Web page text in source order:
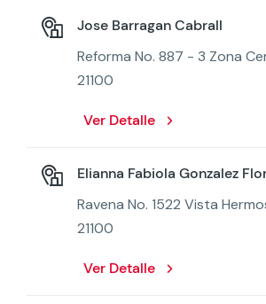
Jose Barragan Cabrall
Reforma No. 887 - 3 Zona
21100
Ver Detalle
Elianna Fabiola Gonzalez
Ravena No. 1522 Vista
21100
Ver Detalle